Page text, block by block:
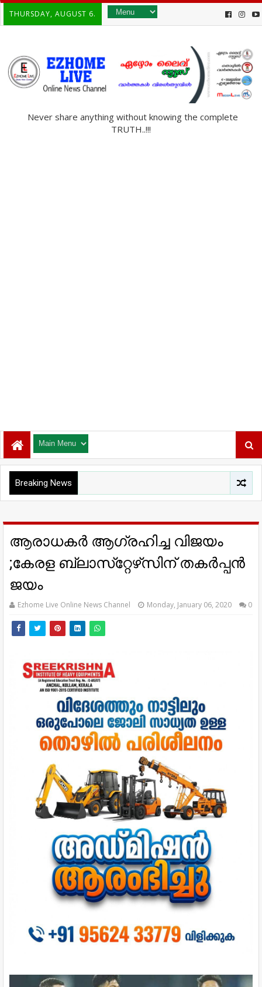
THURSDAY, AUGUST 6.
Never share anything without knowing the complete
TRUTH..!!!
Breaking News
ആരാധകർ ആഗ്രഹിച്ച വിജയം
;കേരള ബ്ലാസ്​റ്റേഴ്​സിന്​ തകര്‍പ്പന്‍
ജയം
Ezhome Live Online News Channel Monday, January 06, 2020 0